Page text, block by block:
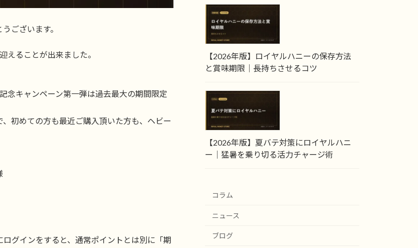
ございます。
えることが出来ました。
念キャンペーン第一弾は過去最大の期間限定
初めての方も最近ご購入頂いた方も、ヘビー
グインをすると、通常ポイントとは別に「期
【2026年版】ロイヤルハニーの保存方法
と賞味期限｜長持ちさせるコツ
【2026年版】夏バテ対策にロイヤルハニ
ー｜猛暑を乗り切る活力チャージ術
コラム
ニュース
ブログ